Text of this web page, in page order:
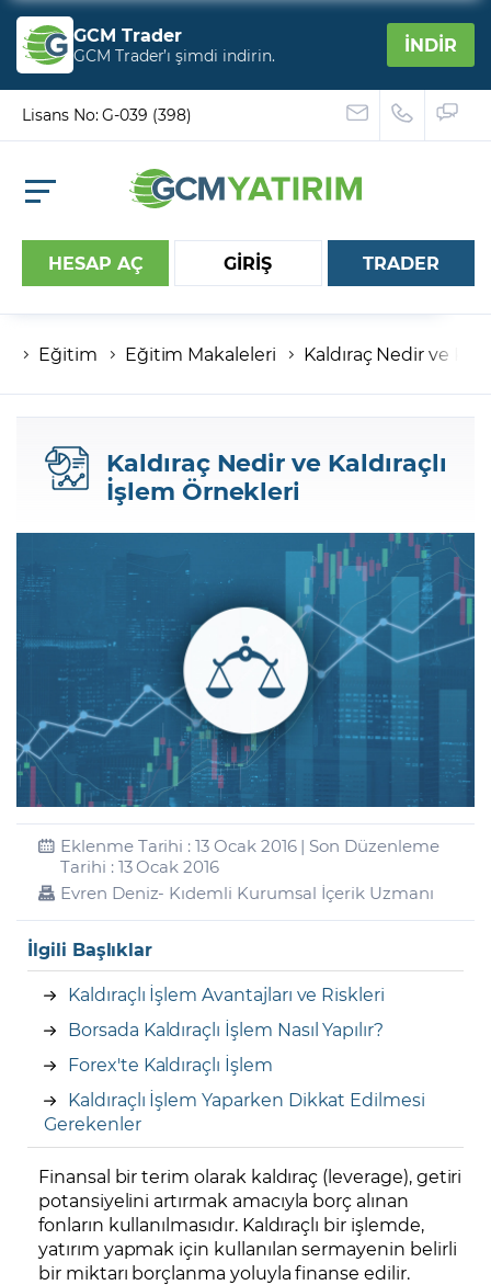
GCM Trader
GCM Trader’ı şimdi indirin. İNDİR
Lisans No: G-039 (398)
HESAP AÇ GİRİŞ
Hesap numaranız
Şifreniz
Şifremi Unuttum
TRADER
Eğitim Eğitim Makaleleri Kaldıraç Nedir ve
Kaldıraç Nedir ve Kaldıraçlı
İşlem Örnekleri
Eklenme Tarihi : 13 Ocak 2016 | Son Düzenleme
Tarihi : 13 Ocak 2016
Evren Deniz- Kıdemli Kurumsal İçerik Uzmanı
İlgili Başlıklar
Kaldıraçlı İşlem Avantajları ve Riskleri
Borsada Kaldıraçlı İşlem Nasıl Yapılır?
Forex'te Kaldıraçlı İşlem
Kaldıraçlı İşlem Yaparken Dikkat Edilmesi
Gerekenler
Finansal bir terim olarak kaldıraç (leverage), getiri
potansiyelini artırmak amacıyla borç alınan
fonların kullanılmasıdır. Kaldıraçlı bir işlemde,
yatırım yapmak için kullanılan sermayenin belirli
bir miktarı borçlanma yoluyla finanse edilir.